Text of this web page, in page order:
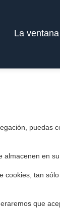
La
puedas
en su
tan
que